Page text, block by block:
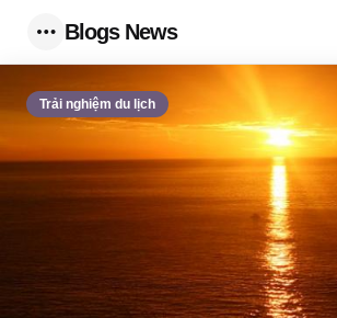
Blogs News
Trải nghiệm du lịch